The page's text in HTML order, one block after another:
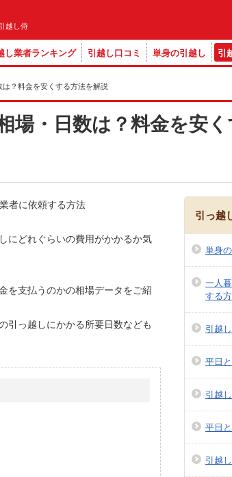
越し侍
し業者ランキング 引越し口コミ 単身の引越し 引
？料金を安くする方法を解説
場・日数は？料金を安
にどれぐらいの費用がかかるか気
を支払うのかの相場データをご紹
引っ越しにかかる所要日数なども
引っ越
単身
一人
する
引越
平日
引越
平日
引越